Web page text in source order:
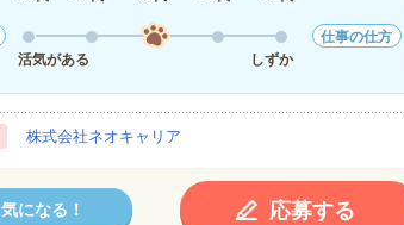
活気がある
しずか
仕事の仕方
株式会社ネオキャリア
気になる！ 応募する